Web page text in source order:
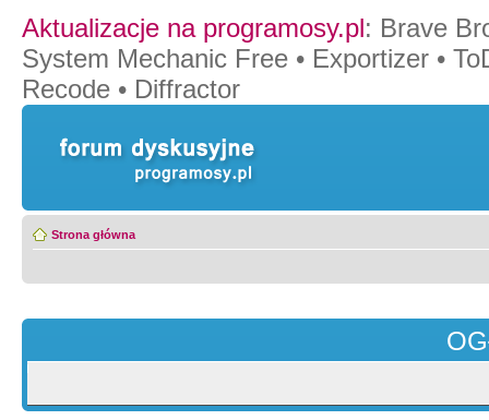
Aktualizacje na programosy.pl: Brave
System Mechanic Free • Exportizer •
Recode • Diffractor
Strona główna